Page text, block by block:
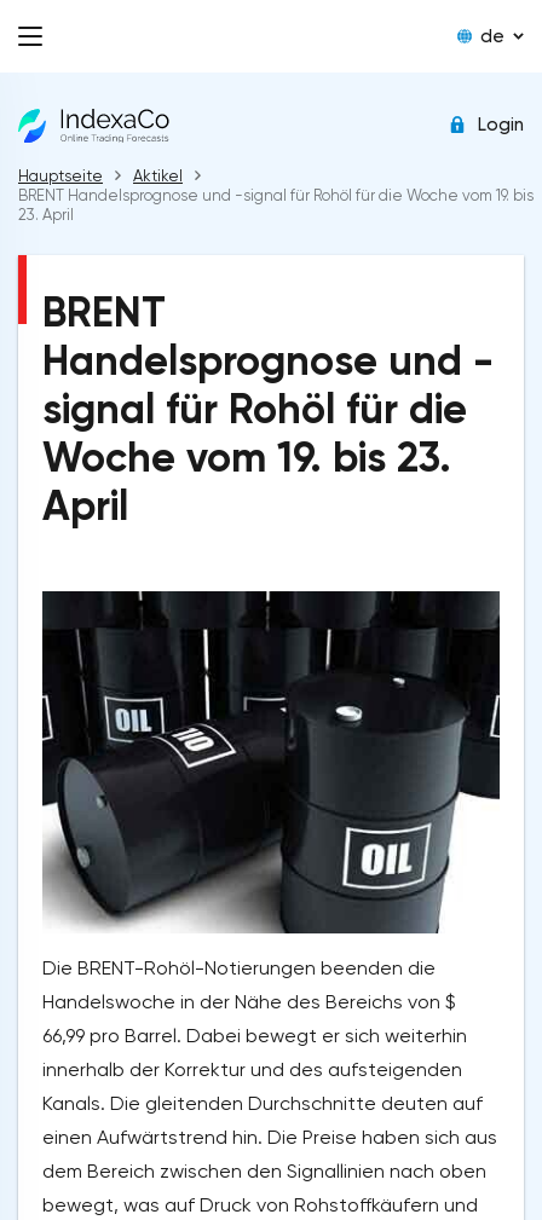
de
Login
Hauptseite
Aktikel
BRENT Handelsprognose und -signal für Rohöl für die Woche vom 19. bis
23. April
BRENT
Handelsprognose und -
signal für Rohöl für die
Woche vom 19. bis 23.
April
Die BRENT-Rohöl-Notierungen beenden die
Handelswoche in der Nähe des Bereichs von $
66,99 pro Barrel. Dabei bewegt er sich weiterhin
innerhalb der Korrektur und des aufsteigenden
Kanals. Die gleitenden Durchschnitte deuten auf
einen Aufwärtstrend hin. Die Preise haben sich aus
dem Bereich zwischen den Signallinien nach oben
bewegt, was auf Druck von Rohstoffkäufern und